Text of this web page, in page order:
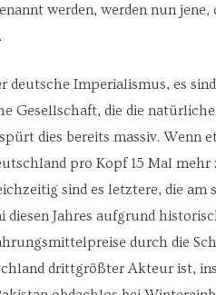
werden, werden nun
deutsche Imperialismus, es
Gesellschaft, die die
dies bereits massiv. Wenn
pro Kopf 15 Mal
sind es letztere, die
diesen Jahres aufgrund
durch die
drittgrößter Akteur ist,